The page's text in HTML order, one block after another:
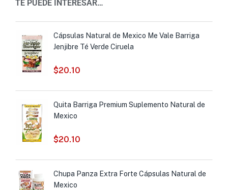
TE PUEDE INTERESAR…
Cápsulas Natural de Mexico Me Vale Barriga
Jenjibre Té Verde Ciruela
$20.10
Quita Barriga Premium Suplemento Natural de
Mexico
$20.10
Chupa Panza Extra Forte Cápsulas Natural de
Mexico